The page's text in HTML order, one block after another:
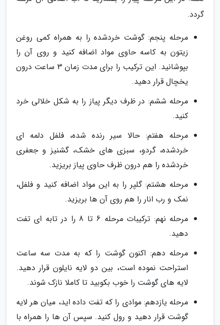
گردد.
مرحله پنجم: گوشت خردشده را به همراه کمی روغن
زیتون به کاسه حاوی مواد اضافه کنید و روی آن را
بپوشانید. این ترکیب را برای مدت زمان 3 ساعت درون
یخچال قرار دهید.
مرحله ششم: در ظرف دیگر پیاز را به شکل خلالی خرد
کنید.
مرحله هفتم: حالا سیر رنده شده، فلفل دلمه ای
خردشده، گردو، سبزی های خشک، گشنیز و جعفری
خردشده را هم درون ظرف حاوی پیاز بریزید.
مرحله هشتم: گلپر را به این مواد اضافه کنید و فلفل،
نمک و رب انار را هم روی آن ها بریزید.
مرحله نهم: ترکیبات مرحله 6 تا 8 را در تابه ای تفت
دهید.
مرحله دهم: اکنون گوشت را که به مدت سه ساعت
استراحت نموده است، بین دو لایه نایلون قرار دهید.
لایه های گوشت را خوب بکوبید تا کاملا نازک شوند.
مرحله یازدهم: موادی را که تفت داده اید، میان هر لایه
گوشت قرار دهید و رول کنید. سپس آن ها را همراه با